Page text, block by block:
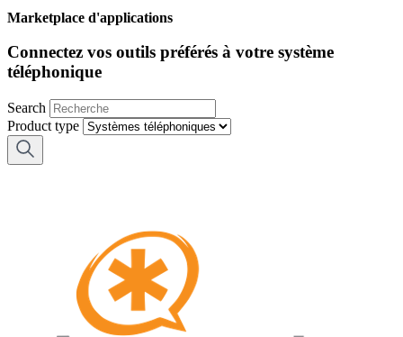
Marketplace d'applications
Connectez vos outils préférés à votre système
téléphonique
Search
Product type